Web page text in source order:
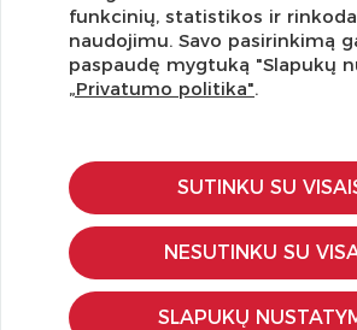
Užsisakykite naujienlaiškį ir pirmi
pasiūlymus!
KLIENTŲ APTARNAVIMAS
Pirkimo – pardavimo taisyklės
Pristatymas ir grąžinimas
Apmokėjimo būdai
Kokybės ir saugumo standartai
funkcinių, statistikos ir
naudojimu. Savo pasirinkimą
paspaudę mygtuką "Slapukų
„Privatumo politika".
SUTINKU SU
NESUTINKU SU
SLAPUKŲ